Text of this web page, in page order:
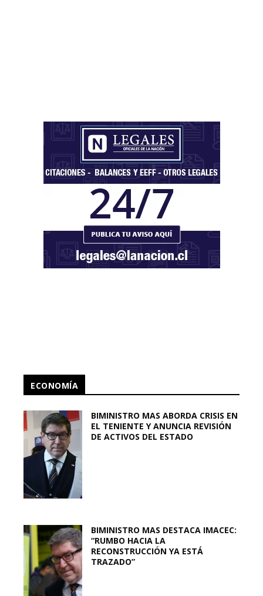
ECONOMÍA
BIMINISTRO MAS ABORDA CRISIS EN
EL TENIENTE Y ANUNCIA REVISIÓN
DE ACTIVOS DEL ESTADO
BIMINISTRO MAS DESTACA IMACEC:
“RUMBO HACIA LA
RECONSTRUCCIÓN YA ESTÁ
TRAZADO”